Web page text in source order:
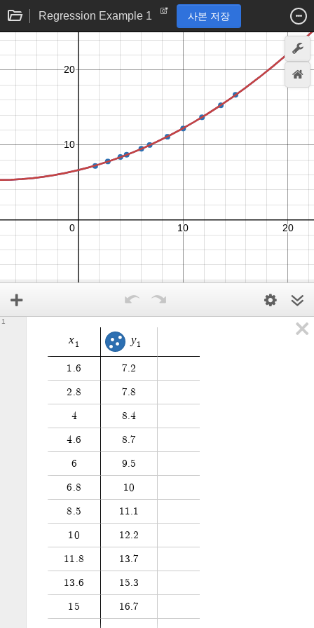
Regression Example 1 사본 저장
x1 y1
1 6 7 .2
2 8 7 .8
4 8 .4
4 6 8 .7
6 9 .5
6 8 1 0
8 5 1 1 1
1 0 1 2 .2
1 1 8 1 3 .7
13 6 1 5 .3
1 5 1 6 .7
1